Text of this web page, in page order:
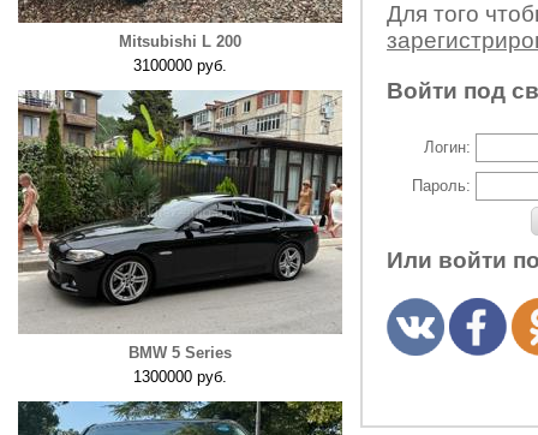
Mitsubishi L 200
3100000 руб.
BMW 5 Series
1300000 руб.
Для того
Войти под
Логин:
Пароль:
Или войти